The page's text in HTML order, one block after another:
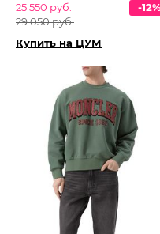
25 550 руб.
29 050 руб.
-12%
Купить на ЦУМ